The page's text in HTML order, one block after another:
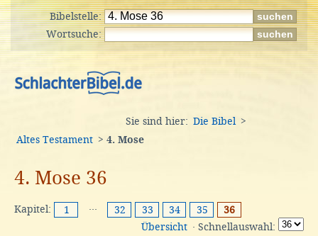
Bibelstelle:
Wortsuche:
Sie sind hier: Die Bibel
>
Altes Testament > 4. Mose
4. Mose 36
Kapitel: 1 ··· 32 33 34 35
36
Übersicht · Schnellauswahl: